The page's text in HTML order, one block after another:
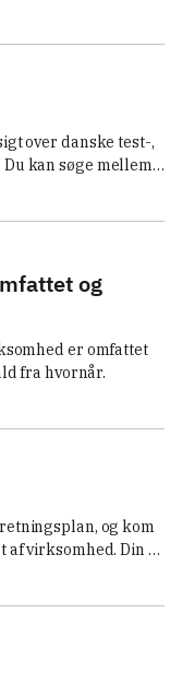
over danske test-,
kan søge mellem
og
er omfattet
fra hvornår.
og kom
virksomhed. Din